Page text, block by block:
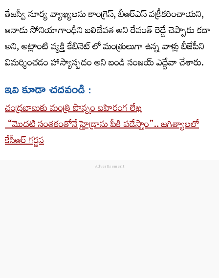
తేజస్వీ సూర్య వ్యాఖ్యలను కాంగ్రెస్, బీఆర్ఎస్ వక్రీకరించాయని,
ఆనాడు సోనియాగాంధీని బలిదేవత అని రేవంత్ రెడ్డే చెప్పారు కదా
అని, అట్లాంటి వ్యక్తి కేబినెట్ లో మంత్రులుగా ఉన్న వాళ్లు బీజేపీని
విమర్శించడం హాస్యాస్పదం అని బండి సంజయ్ ఎద్దేవా చేశారు.
ఇవి కూడా చదవండి :
చంద్రబాబుకు మంత్రి పొన్నం బహిరంగ లేఖ
“మొదటి సంతకంతోనే హైడ్రాను పీకి పడేస్తాం”.. జగిత్యాలలో
కేసీఆర్ గర్జన